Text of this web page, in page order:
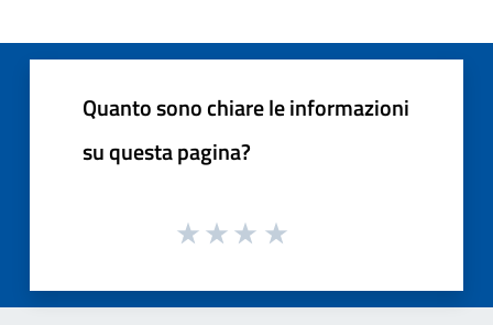
Quanto sono chiare le informazioni
su questa pagina?